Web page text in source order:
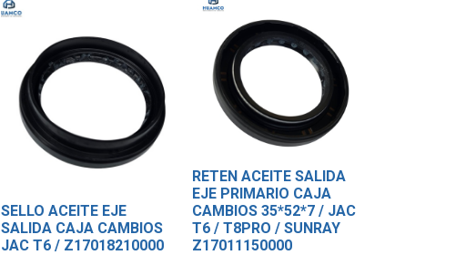
SELLO ACEITE EJE
SALIDA CAJA CAMBIOS
JAC T6 / Z17018210000
RETEN ACEITE SALIDA
EJE PRIMARIO CAJA
CAMBIOS 35*52*7 / JAC
T6 / T8PRO / SUNRAY
Z17011150000